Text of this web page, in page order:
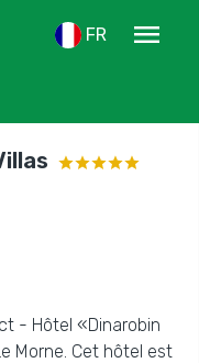
FR
menu
- Hôtel «Dinarobin
Morne. Cet hôtel est